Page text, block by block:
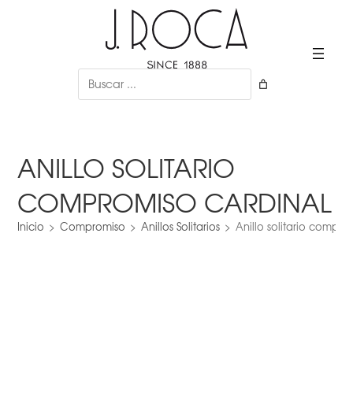
Buscar
ANILLO SOLITARIO
COMPROMISO CARDINAL
Inicio > Compromiso > Anillos Solitarios > Anillo solitario